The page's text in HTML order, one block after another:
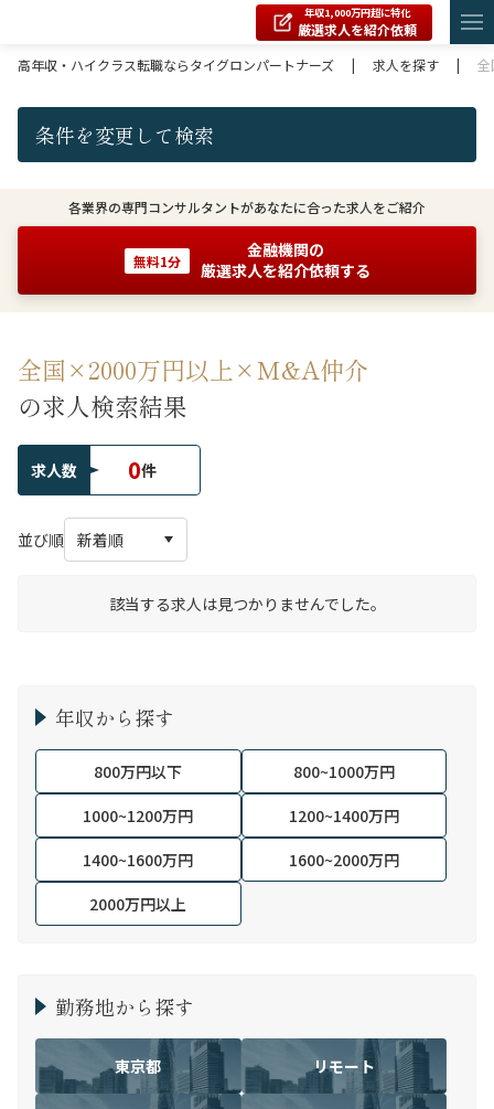
年収1,000万円超に特化
厳選求人を紹介依頼
高年収・ハイクラス転職ならタイグロンパートナーズ
| 求人を探す |
条件を変更して検索
各業界の専門コンサルタントがあなたに合った求人をご紹介
無料1分
金融機関の
厳選求人を紹介依頼する
全国×2000万円以上×M&A仲介
の求人検索結果
求人数 0件
並び順
該当する求人は見つかりませんでした。
年収から探す
800万円以下
800~1000万円
1000~1200万円
1200~1400万円
1400~1600万円
1600~2000万円
2000万円以上
勤務地から探す
東京都 リモート